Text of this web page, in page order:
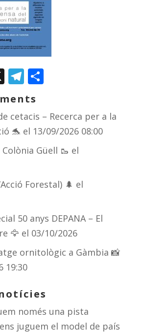
X Telegram
Comparteix
cetacis – Recerca per a la
🐬 el 13/09/2026 08:00
Güell 🥾 el
Forestal) 🌲 el
50 anys DEPANA – El
🦅 el 03/10/2026
ornitològic a Gàmbia 📸
19:30
només una pista
juguem el model de país